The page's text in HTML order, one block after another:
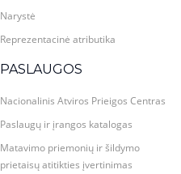
Narystė
Reprezentacinė atributika
PASLAUGOS
Nacionalinis Atviros Prieigos Centras
Paslaugų ir įrangos katalogas
Matavimo priemonių ir šildymo
prietaisų atitikties įvertinimas